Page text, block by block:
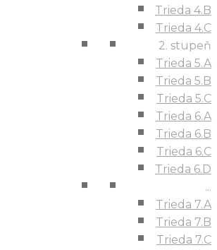
Trieda 4.B
Trieda 4.C
2. stupeň
Trieda 5.A
Trieda 5.B
Trieda 5.C
Trieda 6.A
Trieda 6.B
Trieda 6.C
Trieda 6.D
...
Trieda 7.A
Trieda 7.B
Trieda 7.C